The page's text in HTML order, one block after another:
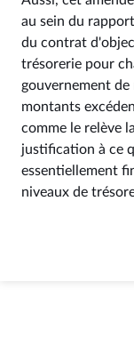
au sein du
du contrat
trésorerie pour
gouvernement
montants
comme le relève
justification à ce
essentiellement
niveaux de